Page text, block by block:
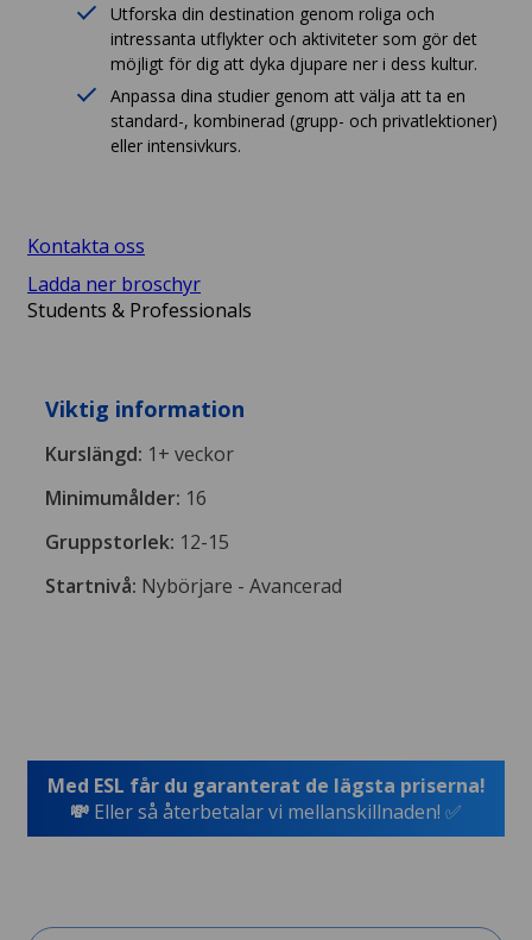
Viktig information
Kurslängd: 1+ veckor
Minimumålder: 16
Gruppstorlek: 12-15
Startnivå: Nybörjare - Avancerad
Utforska din destination genom roliga och
intressanta utflykter och aktiviteter som gör det
möjligt för dig att dyka djupare ner i dess kultur.
Anpassa dina studier genom att välja att ta en
standard-, kombinerad (grupp- och privatlektioner)
eller intensivkurs.
Kontakta oss
Ladda ner broschyr
Students & Professionals
Med ESL får du garanterat de lägsta priserna!
💸 Eller så återbetalar vi mellanskillnaden! ✅